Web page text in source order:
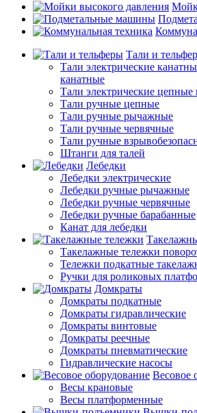
Тали и
Тали электрические
канатные
Тали электрические
Тали ручные цепные
Тали ручные рычажные
Тали ручные червячные
Тали ручные
Штанги для талей
Лебедки
Лебедки электрические
Лебедки ручные рычажные
Лебедки ручные червячные
Лебедки ручные барабанные
Канат для лебедки
Такелажные тележки
Тележки подкатные
Ручки для роликовых
Домкраты
Домкраты подкатные
Домкраты гидравлические
Домкраты винтовые
Домкраты реечные
Домкраты пневматические
Гидравлические насосы
Весовое
Весы крановые
Весы платформенные